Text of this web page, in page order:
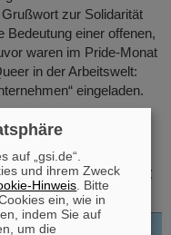
zur Solidarität
Bedeutung einer offenen,
waren im Pride-Monat
in der Arbeitswelt:
eingeladen.
Joachim Specht
erschienen
auf „gsi.de“.
und ihrem Zweck
Hinweis . Bitte
ein, wie in
indem Sie auf
um die